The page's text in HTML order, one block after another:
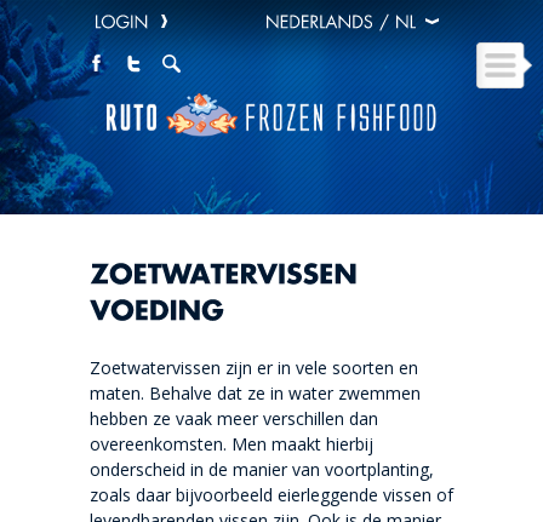
Zoetwatervissen zijn er in vele soorten en
maten. Behalve dat ze in water zwemmen
hebben ze vaak meer verschillen dan
overeenkomsten. Men maakt hierbij
onderscheid in de manier van voortplanting,
zoals daar bijvoorbeeld eierleggende vissen of